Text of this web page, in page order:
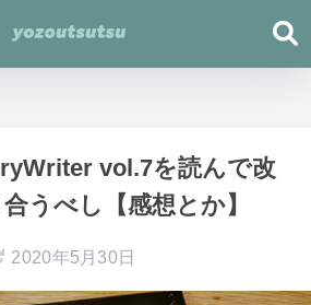
vol.7を読んで改
うべし【感想とか】
2020年5月30日